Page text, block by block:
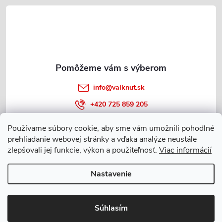
Používame súbory cookie, aby sme vám umožnili pohodlné
prehliadanie webovej stránky a vďaka analýze neustále
zlepšovali jej funkcie, výkon a použiteľnosť. Viac informácií
Nastavenie
Súhlasím
ý
p
i
s
u
t
Informácie o nákupe
info@valknut.sk
+420 725 859 205
Copyright 2026Valknut.sk. Všetky práva vyhradené.Upraviť nastavenie
cookies